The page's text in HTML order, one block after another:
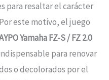
para resaltar el carácter
este motivo, el juego
Yamaha FZ-S / FZ 2.0
para renovar
o decolorados por el